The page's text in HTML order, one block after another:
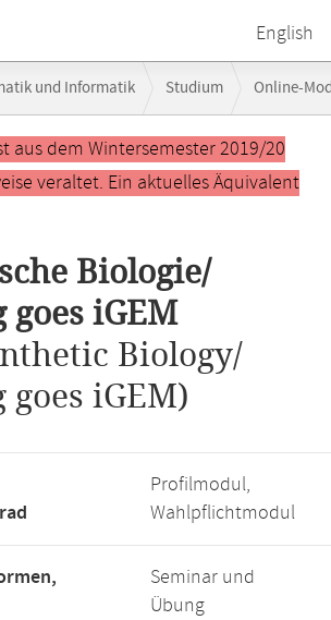
English
und Informatik Studium Online-
aus dem Wintersemester 2019/20
veraltet. Ein aktuelles Äquivalent
Biologie/
iGEM
Biology/
iGEM)
Profilmodul,
Wahlpflichtmodul
Seminar und
Übung